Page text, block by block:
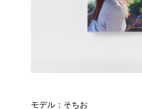
モデル：そちお